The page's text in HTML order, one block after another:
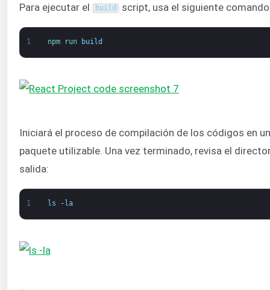
Para ejecutar el build script, usa el siguiente
1 npm run build
Iniciará el proceso de compilación de los códigos en un
paquete utilizable. Una vez terminado, revisa el
salida:
1 ls - la